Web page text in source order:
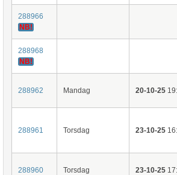
288966
NB!
288968
NB!
288962 Mandag 20-10-25
288961 Torsdag 23-10-25
288960 Torsdag 23-10-25